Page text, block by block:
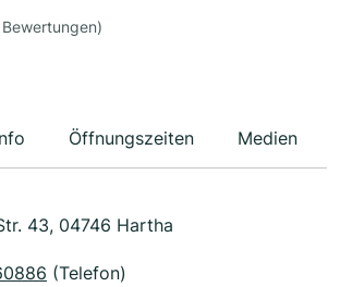
Öffnungszeiten Medien
43, 04746 Hartha
(Telefon)